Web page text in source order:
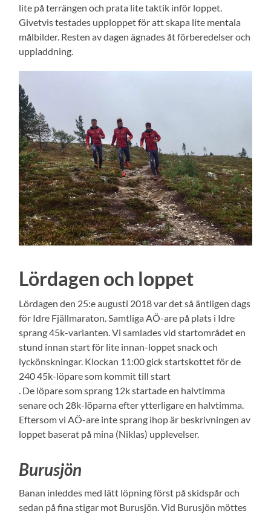
lite på terrängen och prata lite taktik inför loppet.
Givetvis testades upploppet för att skapa lite mentala
målbilder. Resten av dagen ägnades åt förberedelser och
uppladdning.
Lördagen och loppet
Lördagen den 25:e augusti 2018 var det så äntligen dags
för Idre Fjällmaraton. Samtliga AÖ-are på plats i Idre
sprang 45k-varianten. Vi samlades vid startområdet en
stund innan start för lite innan-loppet snack och
lyckönskningar. Klockan 11:00 gick startskottet för de
240 45k-löpare som kommit till start
. De löpare som sprang 12k startade en halvtimma
senare och 28k-löparna efter ytterligare en halvtimma.
Eftersom vi AÖ-are inte sprang ihop är beskrivningen av
loppet baserat på mina (Niklas) upplevelser.
Burusjön
Banan inleddes med lätt löpning först på skidspår och
sedan på fina stigar mot Burusjön. Vid Burusjön möttes